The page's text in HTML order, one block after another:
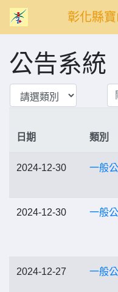
彰化縣
公告系統
日期 類別
2024-12-30 一般
2024-12-30 一般
2024-12-27 一般